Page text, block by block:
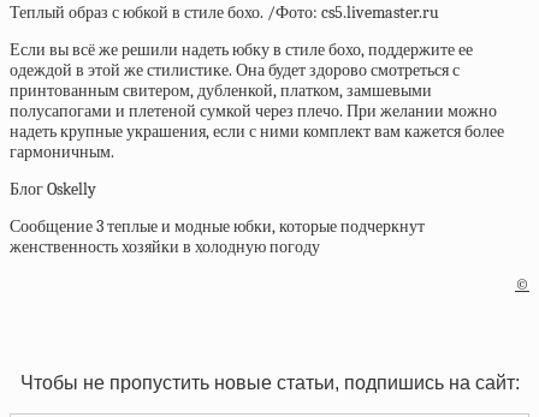
Теплый образ с юбкой в стиле бохо. /Фото: cs5.livemaster.ru
Если вы всё же решили надеть юбку в стиле бохо, поддержите ее
одеждой в этой же стилистике. Она будет здорово смотреться с
принтованным свитером, дубленкой, платком, замшевыми
полусапогами и плетеной сумкой через плечо. При желании можно
надеть крупные украшения, если с ними комплект вам кажется более
гармоничным.
Блог Oskelly
Сообщение 3 теплые и модные юбки, которые подчеркнут
женственность хозяйки в холодную погоду
©
Чтобы не пропустить новые статьи, подпишись на сайт: